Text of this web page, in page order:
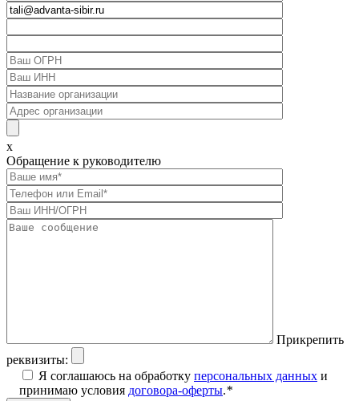
x
Обращение к руководителю
Прикрепить
реквизиты:
Я соглашаюсь на обработку персональных данных и
принимаю условия договора-оферты.*